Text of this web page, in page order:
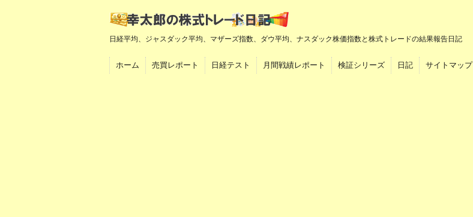
日経平均、ジャスダック平均、マザーズ指数、ダウ平均、ナスダック株価指数と株式トレードの結果報告日記
ホーム 売買レポート 日経テスト 月間戦績レポート 検証シリーズ 日記 サイトマップ